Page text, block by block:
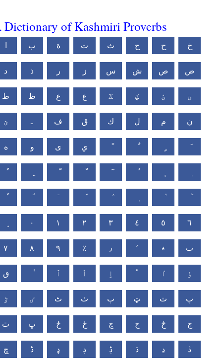
Dictionary of Kashmiri Proverbs
ب ة ت ث ج ح خ
د ذ ر ز س ش ص ض
ط ظ ع غ ػ ؼ ؽ ؾ
ؿ ـ ف ق ك ل م ن
ه و ى ي
٠ ١ ٢ ٣ ٤ ٥ ٦
٧ ٨ ٩ ٪ ٫ ٬ ٭ ٮ
ٯ ٱ ٲ ٳ ٴ ٵ ٶ
ٷ ٸ ٹ ٺ ٻ ټ ٽ پ
ٿ ڀ ځ ڂ ڃ ڄ څ چ
ڇ ڈ ډ ڊ ڋ ڌ ڍ ڎ